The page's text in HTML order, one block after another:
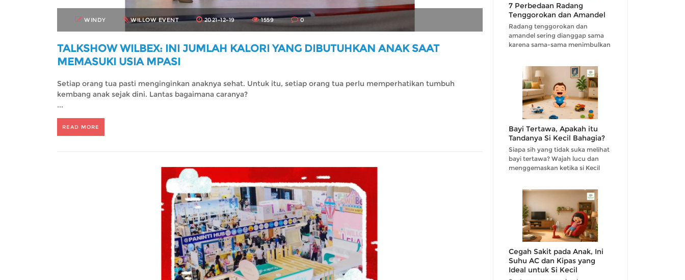
WINDY WILLOW EVENT 2021-12-19 1559 0
TALKSHOW WILBEX: INI JUMLAH KALORI YANG DIBUTUHKAN ANAK SAAT
MEMASUKI USIA MPASI
Setiap orang tua pasti menginginkan anaknya sehat. Untuk itu, setiap orang tua perlu memperhatikan tumbuh
kembang anak sejak dini. Lantas bagaimana caranya?
...
READ MORE
7 Perbedaan Radang
Tenggorokan dan Amandel
Radang tenggorokan dan
amandel sering dianggap sama
karena sama-sama menimbulkan
Bayi Tertawa, Apakah itu
Tandanya Si Kecil Bahagia?
Siapa sih yang tidak suka melihat
bayi tertawa? Wajah lucu dan
menggemaskan ketika si Kecil
orangtua....
Cegah Sakit pada Anak, Ini
Suhu AC dan Kipas yang
Ideal untuk Si Kecil